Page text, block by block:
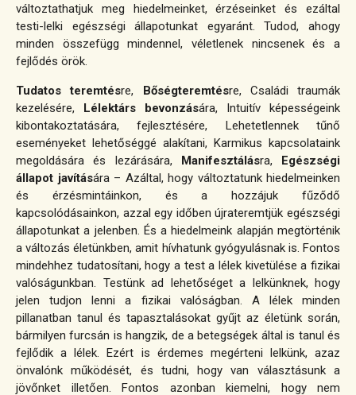
változtathatjuk meg hiedelmeinket, érzéseinket és ezáltal
testi-lelki egészségi állapotunkat egyaránt.Tudod, ahogy
minden összefügg mindennel, véletlenek nincsenek és a
fejlődés örök.
Tudatos teremtésre, Bőségteremtésre, Családi traumák
kezelésére, Lélektárs bevonzására, Intuitív képességeink
kibontakoztatására, fejlesztésére, Lehetetlennek tűnő
eseményeket lehetőséggé alakítani, Karmikus kapcsolataink
megoldására és lezárására, Manifesztálásra, Egészségi
állapot javítására – Azáltal, hogy változtatunk hiedelmeinken
és érzésmintáinkon, és a hozzájuk fűződő
kapcsolódásainkon, azzal egy időben újrateremtjük egészségi
állapotunkat a jelenben. És a hiedelmeink alapján megtörténik
a változás életünkben, amit hívhatunk gyógyulásnak is. Fontos
mindehhez tudatosítani, hogy a test a lélek kivetülése a fizikai
valóságunkban. Testünk ad lehetőséget a lelkünknek, hogy
jelen tudjon lenni a fizikai valóságban. A lélek minden
pillanatban tanul és tapasztalásokat gyűjt az életünk során,
bármilyen furcsán is hangzik, de a betegségek által is tanul és
fejlődik a lélek. Ezért is érdemes megérteni lelkünk, azaz
önvalónk működését, és tudni, hogy van választásunk a
jövőnket illetően. Fontos azonban kiemelni, hogy nem